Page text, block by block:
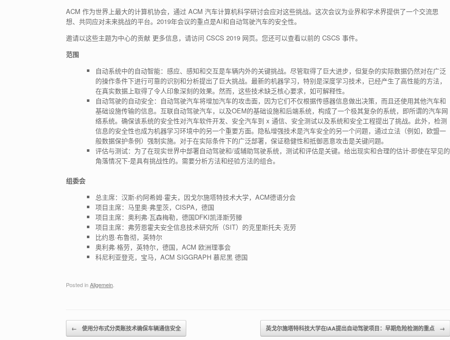
ACM 作为世界上最大的计算机协会，通过 ACM 汽车计算机科学研讨会应对这些挑战。这次会议为业界和学术界提供了一个交流思
想、共同应对未来挑战的平台。2019年会议的重点是AI和自动驾驶汽车的安全性。
邀请以这些主题为中心的贡献 更多信息，请访问 CSCS 2019 网页。您还可以查看以前的 CSCS 事件。
范围
自动系统中的自动智能：感应、感知和交互是车辆内外的关键挑战。尽管取得了巨大进步，但复杂的实际数据仍然对在广泛
的操作条件下进行可靠的识别和分析提出了巨大挑战。最新的机器学习，特别是深度学习技术，已经产生了高性能的方法，
在真实数据上取得了令人印象深刻的效果。然而，这些技术缺乏核心要求，如可解释性。
自动驾驶的自动安全：自动驾驶汽车将增加汽车的攻击面，因为它们不仅根据传感器信息做出决策，而且还使用其他汽车和
基础设施传输的信息。互联自动驾驶汽车，以及OEM的基础设施和后端系统，构成了一个极其复杂的系统，即所谓的汽车网
络系统。确保该系统的安全性对汽车软件开发、安全汽车到 x 通信、安全测试以及系统和安全工程提出了挑战。此外，检测
信息的安全性也成为机器学习环境中的另一个重要方面。隐私增强技术是汽车安全的另一个问题，通过立法（例如，欧盟一
般数据保护条例）强制实施。对于在实际条件下的广泛部署，保证稳健性和抵御恶意攻击是关键问题。
评估与测试：为了在现实世界中部署自动驾驶和/或辅助驾驶系统，测试和评估是关键。给出现实和合理的估计-即使在罕见的
角落情况下-是具有挑战性的。需要分析方法和经验方法的组合。
组委会
总主席：汉斯-约阿希姆·霍夫，因戈尔施塔特技术大学，ACM德语分会
项目主席：马里奥·弗里茨，CISPA，德国
项目主席：奥利弗·瓦森梅勒，德国DFKI凯泽斯劳滕
项目主席：弗劳恩霍夫安全信息技术研究所（SIT）的克里斯托夫·克劳
比约恩·布鲁彻，英特尔
奥利弗·格劳，英特尔，德国，ACM 欧洲理事会
科尼利亚登克，宝马，ACM SIGGRAPH 慕尼黑 德国
Posted inAllgemein
Post navigation
← 使用分布式分类账技术确保车辆通信安全 英戈尔施塔特科技大学在IAA提出自动驾驶项目：早期危险检测的重点 →